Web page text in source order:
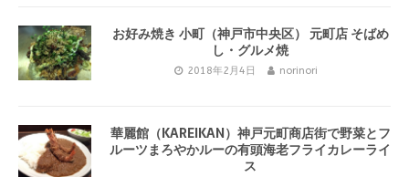
お好み焼き 小町（神戸市中央区） 元町店 そばめ
し・グルメ焼
2018年2月4日 norinori
華麗館（KAREIKAN）神戸元町商店街で野菜とフ
ルーツまろやかルーの有頭海老フライカレーライ
ス